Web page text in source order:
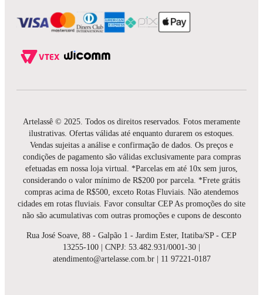
Artelassê © 2025. Todos os direitos reservados. Fotos meramente
ilustrativas. Ofertas válidas até enquanto durarem os estoques.
Vendas sujeitas a análise e confirmação de dados. Os preços e
condições de pagamento são válidas exclusivamente para compras
efetuadas em nossa loja virtual. *Parcelas em até 10x sem juros,
considerando o valor mínimo de R$200 por parcela. *Frete grátis
compras acima de R$500, exceto Rotas Fluviais. Não atendemos
cidades em rotas fluviais. Favor consultar CEP As promoções do site
não são acumulativas com outras promoções e cupons de desconto
Rua José Soave, 88 - Galpão 1 - Jardim Ester, Itatiba/SP - CEP
13255-100 | CNPJ: 53.482.931/0001-30 |
atendimento@artelasse.com.br | 11 97221-0187